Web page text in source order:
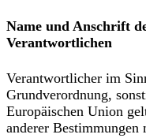
Name und Anschrift
Verantwortlichen
Verantwortlicher im
Grundverordnung,
Europäischen Union
anderer Bestimmungen